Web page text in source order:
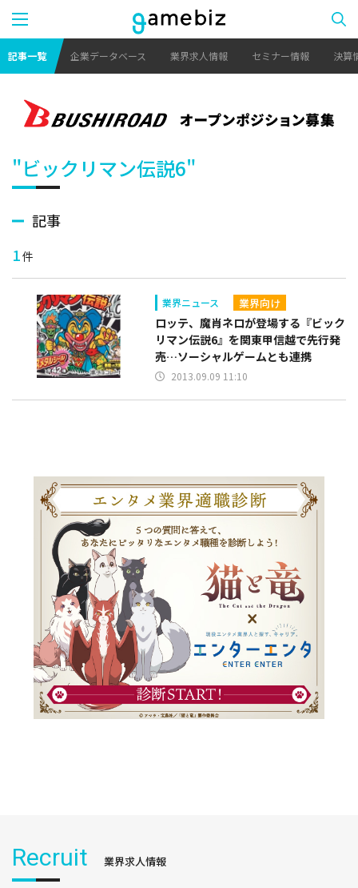
記事一覧 企業データベース 業界求人情報 セミナー情報 決算
"ビックリマン伝説6"
記事
1件
業界ニュース 業界向け
ロッテ、魔肖ネロが登場する『ビック
リマン伝説6』を関東甲信越で先行発
売…ソーシャルゲームとも連携
2013.09.09 11:10
Recruit 業界求人情報